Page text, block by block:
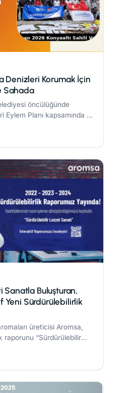
Denizleri Korumak İçin
Sahada
öncülüğünde
Planı kapsamında 11
artırılmasına önemli
Sanatla Buluşturan,
Yeni Sürdürülebilirlik
üreticisi Aromsa,
raporunu “Sürdürülebilir